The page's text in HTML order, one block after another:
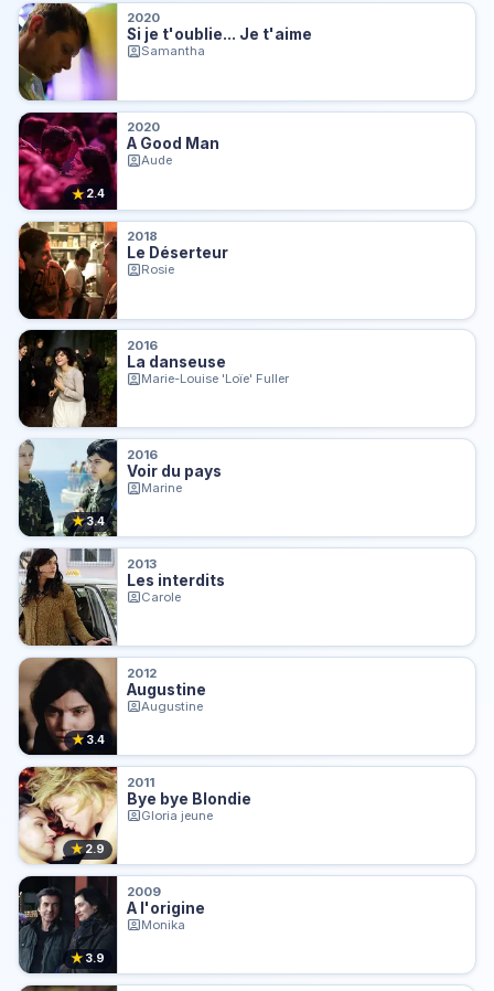
2020
Si je t'oublie... Je t'aime
Samantha
★2.4
2020
A Good Man
Aude
2018
Le Déserteur
Rosie
2016
La danseuse
Marie-Louise 'Loïe' Fuller
★3.4
2016
Voir du pays
Marine
2013
Les interdits
Carole
★3.4
2012
Augustine
Augustine
★2.9
2011
Bye bye Blondie
Gloria jeune
★ 3.9
2009
A l'origine
Monika